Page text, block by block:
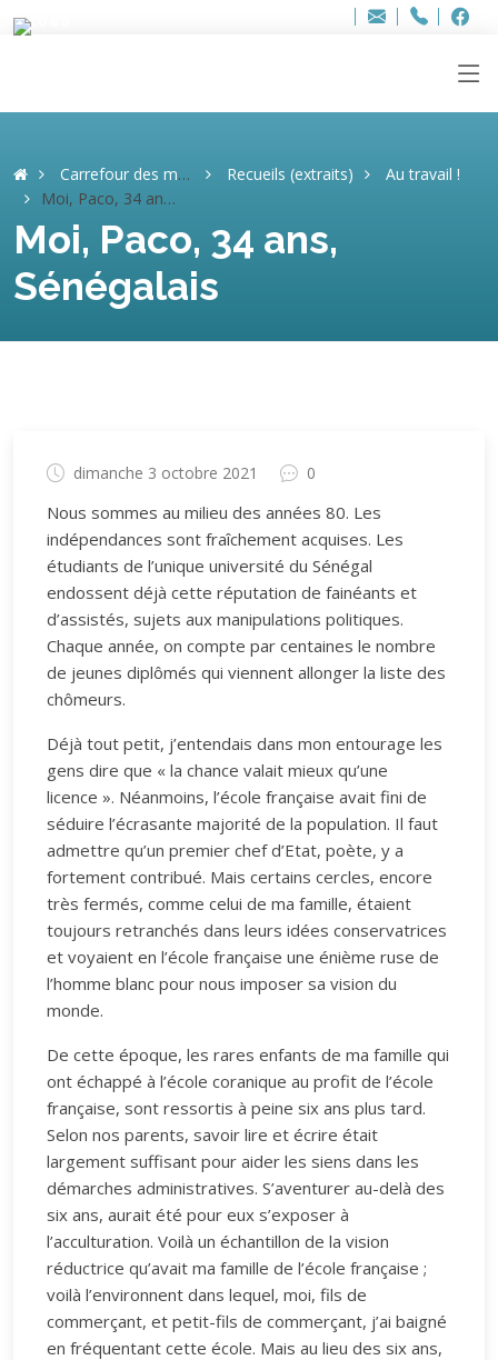
Adresse
info..hâthe..
Tel.
Tel.+32
Carrefour des mémoires Recueils (extraits)
Au travail !
Moi, Paco, 34 ans, Sénégalais
Moi, Paco, 34 ans,
Sénégalais
dimanche 3 octobre 2021 0
Nous sommes au milieu des années 80. Les
indépendances sont fraîchement acquises. Les
étudiants de l’unique université du Sénégal
endossent déjà cette réputation de fainéants et
d’assistés, sujets aux manipulations politiques.
Chaque année, on compte par centaines le nombre
de jeunes diplômés qui viennent allonger la liste des
chômeurs.
Déjà tout petit, j’entendais dans mon entourage les
gens dire que « la chance valait mieux qu’une
licence ». Néanmoins, l’école française avait fini de
séduire l’écrasante majorité de la population. Il faut
admettre qu’un premier chef d’Etat, poète, y a
fortement contribué. Mais certains cercles, encore
très fermés, comme celui de ma famille, étaient
toujours retranchés dans leurs idées conservatrices
et voyaient en l’école française une énième ruse de
l’homme blanc pour nous imposer sa vision du
monde.
De cette époque, les rares enfants de ma famille qui
ont échappé à l’école coranique au profit de l’école
française, sont ressortis à peine six ans plus tard.
Selon nos parents, savoir lire et écrire était
largement suffisant pour aider les siens dans les
démarches administratives. S’aventurer au-delà des
six ans, aurait été pour eux s’exposer à
l’acculturation. Voilà un échantillon de la vision
réductrice qu’avait ma famille de l’école française ;
voilà l’environnent dans lequel, moi, fils de
commerçant, et petit-fils de commerçant, j’ai baigné
en fréquentant cette école. Mais au lieu des six ans,